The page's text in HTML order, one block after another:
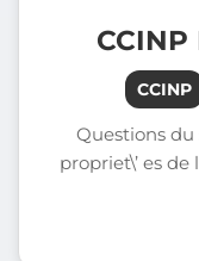
CCINP
CCINP
Questions du
propriet\’ es de